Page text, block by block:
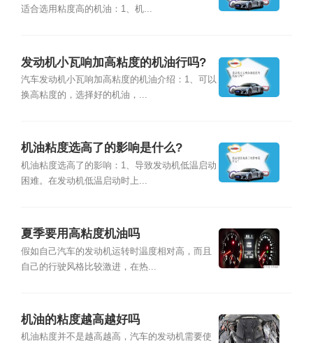
适合选用粘度高的机油：1、机...
发动机小瓦响加高粘度的机油行吗?
汽车发动机小瓦响加高粘度的机油介绍：1、可以
换高粘度的，选择好的机油，...
机油粘度选高了的影响是什么?
机油粘度选高了的影响：1、导致发动机低温启动
困难。在发动机低温启动时上...
夏季要用高粘度机油吗
假如自己汽车的发动机运转时温度相对高，而且
自己的行驶风格比较激进，在热...
机油的粘度越高越好吗
机油粘度并不是越高越高，汽车的发动机需要使